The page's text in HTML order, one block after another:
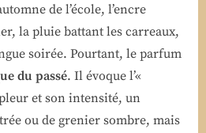
de l’école, l’encre
la pluie battant les carreaux,
soirée. Pourtant, le parfum
du passé. Il évoque l’«
et son intensité, un
ou de grenier sombre, mais